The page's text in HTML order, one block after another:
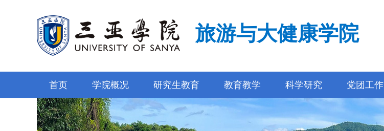
旅游与大健康学院
首页 学院概况 研究生教育 教育教学 科学研究 党团工作